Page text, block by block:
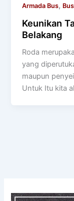
Armada Bus, Bus
Keunikan
Belakang
Roda
yang
maupun
Untuk Itu kita